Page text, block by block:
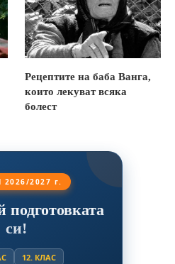
Рецептите на баба Ванга,
които лекуват всяка
болест
2026/2027 г.
подготовката
си!
12. КЛАС